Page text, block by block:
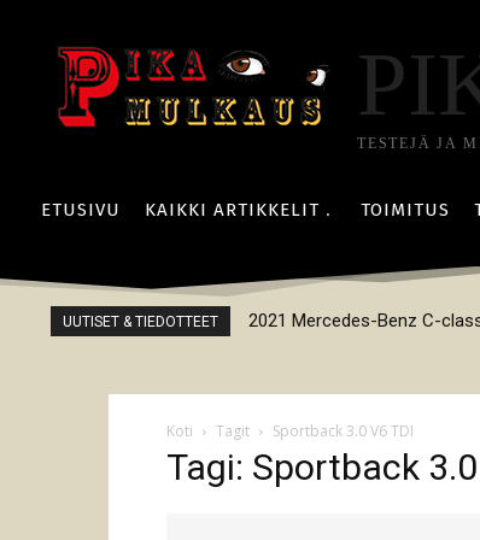
TESTEJÄ JA
ETUSIVU KAIKKI ARTIKKELIT TOIMITUS
UUTISET & TIEDOTTEET 2021 Mercedes-Benz C-
Koti Tagit Sportback 3.0 V6 TDI
Tagi: Sportback